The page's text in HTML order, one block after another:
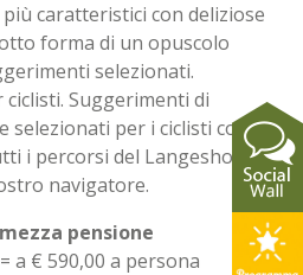
caratteristici con deliziose
forma di un opuscolo
selezionati.
Suggerimenti di
selezionati per i ciclisti con
i percorsi del Langeshof***
navigatore.
pensione
a € 590,00 a persona